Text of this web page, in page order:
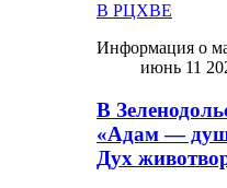
В РЦХВЕ
Информация о
июнь 11
В
«Адам —
Дух